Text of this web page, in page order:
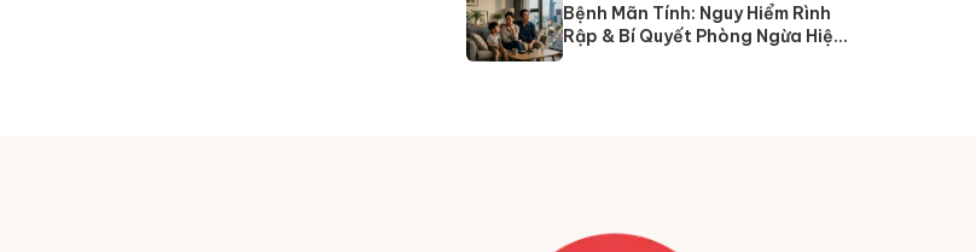
Bệnh Mãn Tính: Nguy Hiểm Rình
Rập & Bí Quyết Phòng Ngừa Hiệu